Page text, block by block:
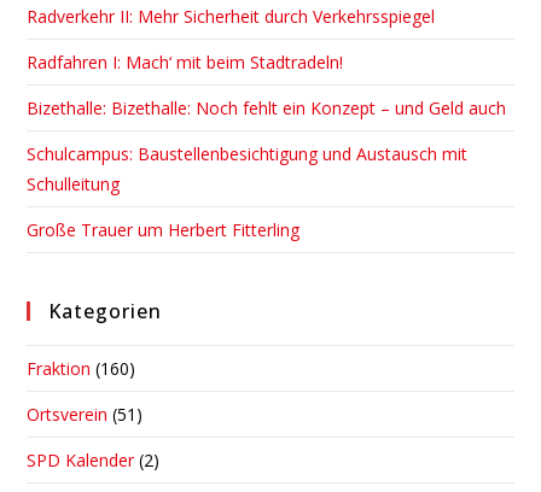
Radverkehr II: Mehr Sicherheit durch Verkehrsspiegel
Radfahren I: Mach‘ mit beim Stadtradeln!
Bizethalle: Bizethalle: Noch fehlt ein Konzept – und Geld auch
Schulcampus: Baustellenbesichtigung und Austausch mit
Schulleitung
Große Trauer um Herbert Fitterling
Kategorien
Fraktion (160)
Ortsverein (51)
SPD Kalender (2)